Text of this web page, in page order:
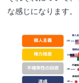
な感じになります。